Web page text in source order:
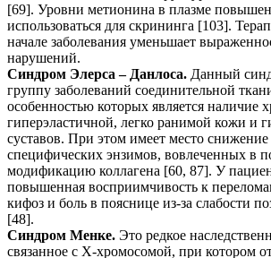
[69]. Уровни метионина в плазме
использоваться для скрининга [103].
начале заболевания уменьшает
нарушений.
Синдром Элерса – Данлоса. Данный
группу заболеваний соединительной
особенностью которых является наличие
гиперэластичной, легко ранимой кожи и
суставов. При этом имеет место снижение
специфических энзимов, вовлеченных в
модификацию коллагена [60, 87]. У
повышенная восприимчивость к
кифоз и боль в пояснице из-за слабости
[48].
Синдром Менке. Это редкое
связанное с X-хромосомой, при котором